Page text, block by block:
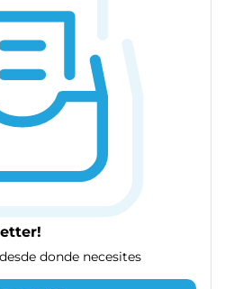
donde necesites